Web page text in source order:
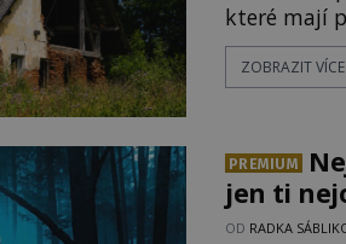
které mají
ozývají
podivné jevy. Zatímco historici většinou hledají
svědectví
se
ZOBRAZIT VÍCE
PREMIUM
jen ti
OD RADKA